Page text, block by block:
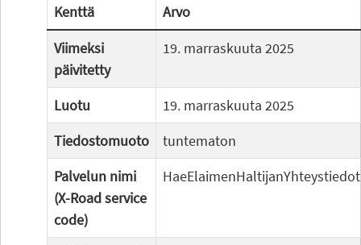
Kenttä
Arvo
Viimeksi
päivitetty
19. marraskuuta 2025
Luotu
19. marraskuuta 2025
Tiedostomuoto
tuntematon
Palvelun nimi
(X-Road service
code)
HaeElaimenHaltijanYhteystiedot